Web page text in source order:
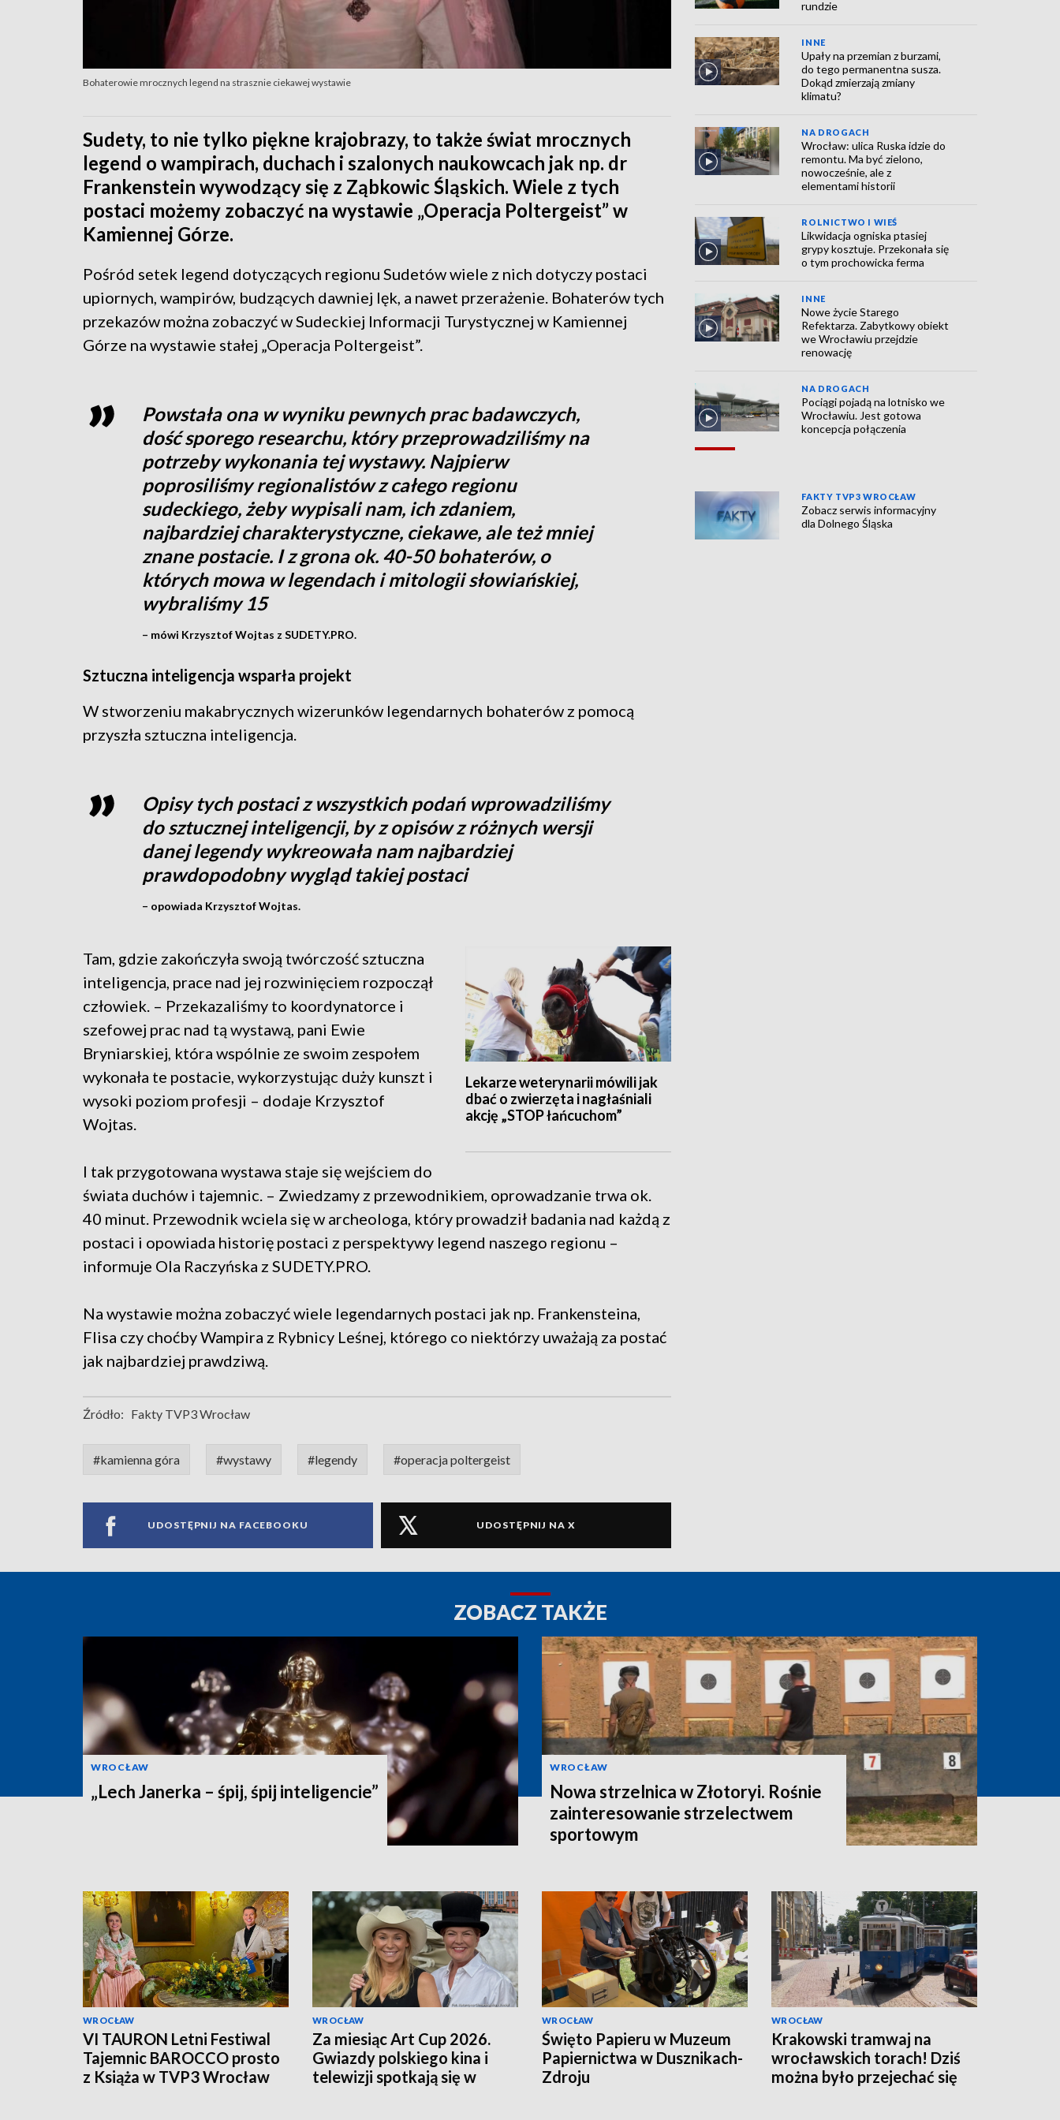
Bohaterowie mrocznych legend na strasznie ciekawej wystawie
Sudety, to nie tylko piękne krajobrazy, to także świat mrocznych
legend o wampirach, duchach i szalonych naukowcach jak np. dr
Frankenstein wywodzący się z Ząbkowic Śląskich. Wiele z tych
postaci możemy zobaczyć na wystawie „Operacja Poltergeist” w
Kamiennej Górze.
Pośród setek legend dotyczących regionu Sudetów wiele z nich dotyczy postaci
upiornych, wampirów, budzących dawniej lęk, a nawet przerażenie. Bohaterów tych
przekazów można zobaczyć w Sudeckiej Informacji Turystycznej w Kamiennej
Górze na wystawie stałej „Operacja Poltergeist”.
Powstała ona w wyniku pewnych prac badawczych,
dość sporego researchu, który przeprowadziliśmy na
potrzeby wykonania tej wystawy. Najpierw
poprosiliśmy regionalistów z całego regionu
sudeckiego, żeby wypisali nam, ich zdaniem,
najbardziej charakterystyczne, ciekawe, ale też mniej
znane postacie. I z grona ok. 40-50 bohaterów, o
których mowa w legendach i mitologii słowiańskiej,
wybraliśmy 15
– mówi Krzysztof Wojtas z SUDETY.PRO.
Sztuczna inteligencja wsparła projekt
W stworzeniu makabrycznych wizerunków legendarnych bohaterów z pomocą
przyszła sztuczna inteligencja.
Opisy tych postaci z wszystkich podań wprowadziliśmy
do sztucznej inteligencji, by z opisów z różnych wersji
danej legendy wykreowała nam najbardziej
prawdopodobny wygląd takiej postaci
– opowiada Krzysztof Wojtas.
Lekarze weterynarii mówili jak
dbać o zwierzęta i nagłaśniali
akcję „STOP łańcuchom”
Tam, gdzie zakończyła swoją twórczość sztuczna
inteligencja, prace nad jej rozwinięciem rozpoczął
człowiek. – Przekazaliśmy to koordynatorce i
szefowej prac nad tą wystawą, pani Ewie
Bryniarskiej, która wspólnie ze swoim zespołem
wykonała te postacie, wykorzystując duży kunszt i
wysoki poziom profesji – dodaje Krzysztof
Wojtas.
I tak przygotowana wystawa staje się wejściem do
świata duchów i tajemnic. – Zwiedzamy z przewodnikiem, oprowadzanie trwa ok.
40 minut. Przewodnik wciela się w archeologa, który prowadził badania nad każdą z
postaci i opowiada historię postaci z perspektywy legend naszego regionu –
informuje Ola Raczyńska z SUDETY.PRO.
Na wystawie można zobaczyć wiele legendarnych postaci jak np. Frankensteina,
Flisa czy choćby Wampira z Rybnicy Leśnej, którego co niektórzy uważają za postać
jak najbardziej prawdziwą.
Źródło: Fakty TVP3 Wrocław
#kamienna góra #wystawy #legendy #operacja poltergeist
UDOSTĘPNIJ NA FACEBOOKU UDOSTĘPNIJ NA X
rundzie
INNE
Upały na przemian z burzami,
do tego permanentna susza.
Dokąd zmierzają zmiany
klimatu?
NA DROGACH
Wrocław: ulica Ruska idzie do
remontu. Ma być zielono,
nowocześnie, ale z
elementami historii
ROLNICTWO I WIEŚ
Likwidacja ogniska ptasiej
grypy kosztuje. Przekonała się
o tym prochowicka ferma
INNE
Nowe życie Starego
Refektarza. Zabytkowy obiekt
we Wrocławiu przejdzie
renowację
NA DROGACH
Pociągi pojadą na lotnisko we
Wrocławiu. Jest gotowa
koncepcja połączenia
FAKTY TVP3 WROCŁAW
Zobacz serwis informacyjny
dla Dolnego Śląska
ZOBACZ TAKŻE
WROCŁAW
„Lech Janerka – śpij, śpij inteligencie”
WROCŁAW
Nowa strzelnica w Złotoryi. Rośnie
zainteresowanie strzelectwem
sportowym
WROCŁAW
VI TAURON Letni Festiwal
Tajemnic BAROCCO prosto
z Książa w TVP3 Wrocław
WROCŁAW
Za miesiąc Art Cup 2026.
Gwiazdy polskiego kina i
telewizji spotkają się w
WROCŁAW
Święto Papieru w Muzeum
Papiernictwa w Dusznikach-
Zdroju
WROCŁAW
Krakowski tramwaj na
wrocławskich torach! Dziś
można było przejechać się